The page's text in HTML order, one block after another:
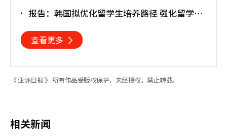
报告：韩国拟优化留学生培养路径 强化留学就
查看更多
《 亚洲日报 》 所有作品受版权保护，未经授权，禁止转载。
相关新闻